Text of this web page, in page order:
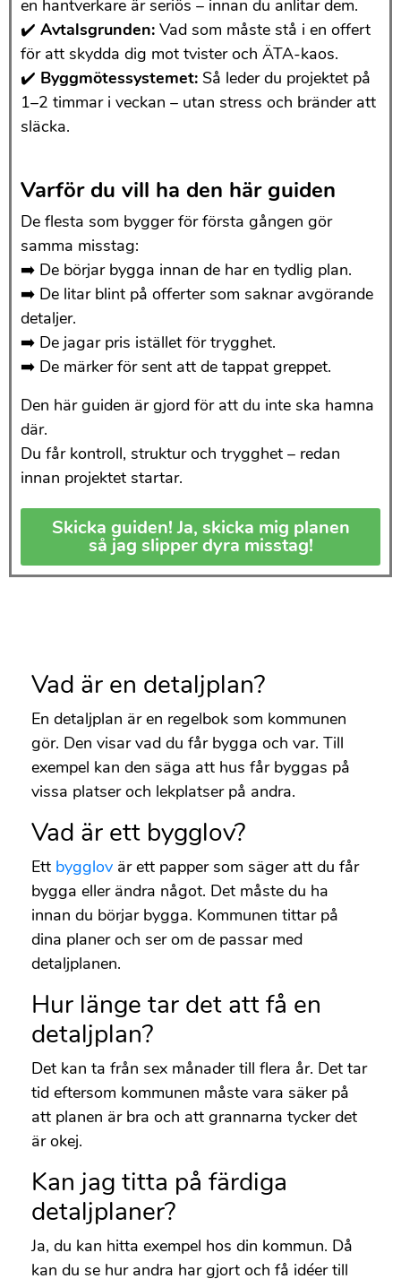
en hantverkare är seriös – innan du anlitar dem.
✔️ Avtalsgrunden: Vad som måste stå i en offert
för att skydda dig mot tvister och ÄTA-kaos.
✔️ Byggmötessystemet: Så leder du projektet på
1–2 timmar i veckan – utan stress och bränder att
släcka.
Varför du vill ha den här guiden
De flesta som bygger för första gången gör
samma misstag:
➡️ De börjar bygga innan de har en tydlig plan.
➡️ De litar blint på offerter som saknar avgörande
detaljer.
➡️ De jagar pris istället för trygghet.
➡️ De märker för sent att de tappat greppet.
Den här guiden är gjord för att du inte ska hamna
där.
Du får kontroll, struktur och trygghet – redan
innan projektet startar.
Skicka guiden! Ja, skicka mig planen
så jag slipper dyra misstag!
Vad är en detaljplan?
En detaljplan är en regelbok som kommunen
gör. Den visar vad du får bygga och var. Till
exempel kan den säga att hus får byggas på
vissa platser och lekplatser på andra.
Vad är ett bygglov?
Ett bygglov är ett papper som säger att du får
bygga eller ändra något. Det måste du ha
innan du börjar bygga. Kommunen tittar på
dina planer och ser om de passar med
detaljplanen.
Hur länge tar det att få en
detaljplan?
Det kan ta från sex månader till flera år. Det tar
tid eftersom kommunen måste vara säker på
att planen är bra och att grannarna tycker det
är okej.
Kan jag titta på färdiga
detaljplaner?
Ja, du kan hitta exempel hos din kommun. Då
kan du se hur andra har gjort och få idéer till